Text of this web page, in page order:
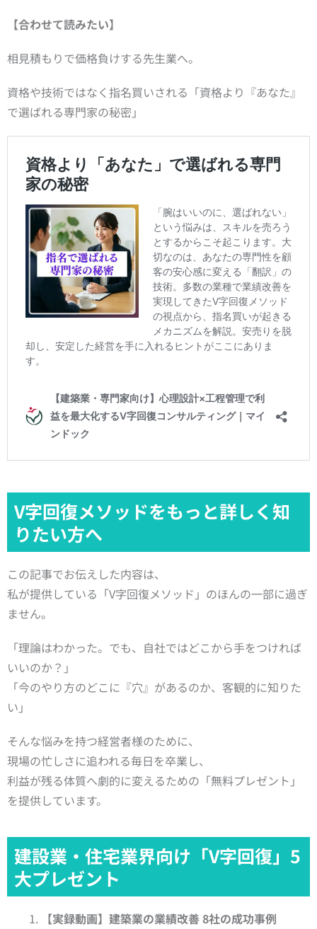
【合わせて読みたい】
相見積もりで価格負けする先生業へ。
資格や技術ではなく指名買いされる「資格より『あなた』
で選ばれる専門家の秘密」
V字回復メソッドをもっと詳しく知
りたい方へ
この記事でお伝えした内容は、
私が提供している「V字回復メソッド」のほんの一部に過ぎ
ません。
「理論はわかった。でも、自社ではどこから手をつければ
いいのか？」
「今のやり方のどこに『穴』があるのか、客観的に知りた
い」
そんな悩みを持つ経営者様のために、
現場の忙しさに追われる毎日を卒業し、
利益が残る体質へ劇的に変えるための「無料プレゼント」
を提供しています。
建設業・住宅業界向け「V字回復」5
大プレゼント
【実録動画】建築業の業績改善 8社の成功事例